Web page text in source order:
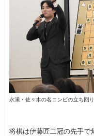
永瀬・佐々木の名コンビの立ち回
将棋は伊藤匠二冠の先手で